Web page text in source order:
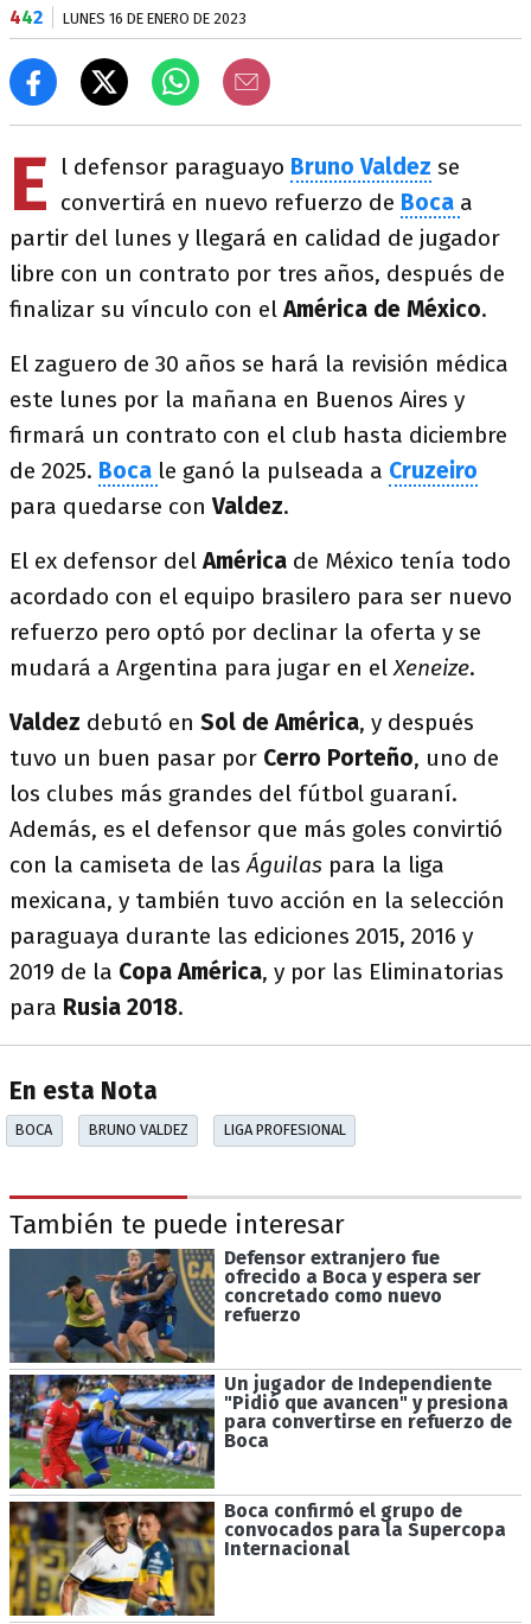
442 LUNES 16 DE ENERO DE 2023
E l defensor paraguayo Bruno Valdez se
convertirá en nuevo refuerzo de Boca a
partir del lunes y llegará en calidad de jugador
libre con un contrato por tres años, después de
finalizar su vínculo con elAmérica de México.
El zaguero de 30 años se hará la revisión médica
este lunes por la mañana en Buenos Aires y
firmará un contrato con el club hasta diciembre
de 2025. Boca le ganó la pulseada a Cruzeiro
para quedarse conValdez.
El ex defensor delAmérica de México tenía todo
acordado con el equipo brasilero para ser nuevo
refuerzo pero optó por declinar la oferta y se
mudará a Argentina para jugar en elXeneize.
Valdez debutó en Sol de América, y después
tuvo un buen pasar por Cerro Porteño, uno de
los clubes más grandes del fútbol guaraní.
Además, es el defensor que más goles convirtió
con la camiseta de lasÁguilas para la liga
mexicana, y también tuvo acción en la selección
paraguaya durante las ediciones 2015, 2016 y
2019 de la Copa América, y por las Eliminatorias
para Rusia 2018.
En esta Nota
BOCA BRUNO VALDEZ LIGA PROFESIONAL
También te puede interesar
Defensor extranjero fue
ofrecido a Boca y espera ser
concretado como nuevo
refuerzo
Un jugador de Independiente
"Pidió que avancen" y presiona
para convertirse en refuerzo de
Boca
Boca confirmó el grupo de
convocados para la Supercopa
Internacional